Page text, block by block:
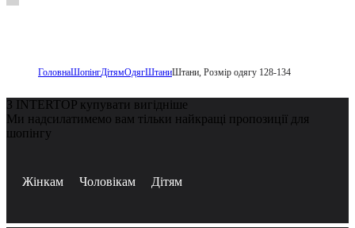
ГоловнаШопінгДітямОдягШтаниШтани, Розмір одягу 128-134
З INTERTOP купувати вигідніше
Ми надсилатимемо вам тільки найкращі пропозиції для
шопінгу
Жінкам Чоловікам Дітям